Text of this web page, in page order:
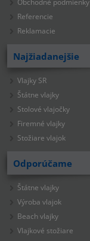
Obchodné podmienky
Referencie
Reklamacie
Najžiadanejšie
Vlajky SR
Štátne vlajky
Stolové vlajočky
Firemné vlajky
Stožiare vlajok
Odporúčame
Štátne vlajky
Výroba vlajok
Beach vlajky
Vlajkové stožiare